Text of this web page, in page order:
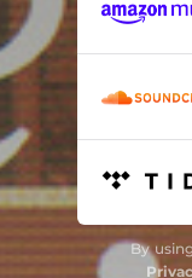
A César
Cuidado
By